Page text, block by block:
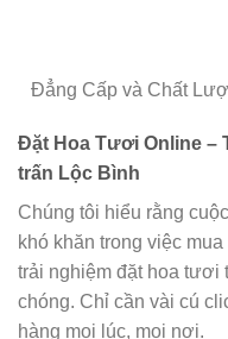
Đẳng Cấp và Chất
Đặt Hoa Tươi Online –
trấn Lộc Bình
Chúng tôi hiểu rằng
khó khăn trong việc
trải nghiệm đặt hoa tươi
chóng. Chỉ cần vài cú
hàng mọi lúc, mọi nơi.